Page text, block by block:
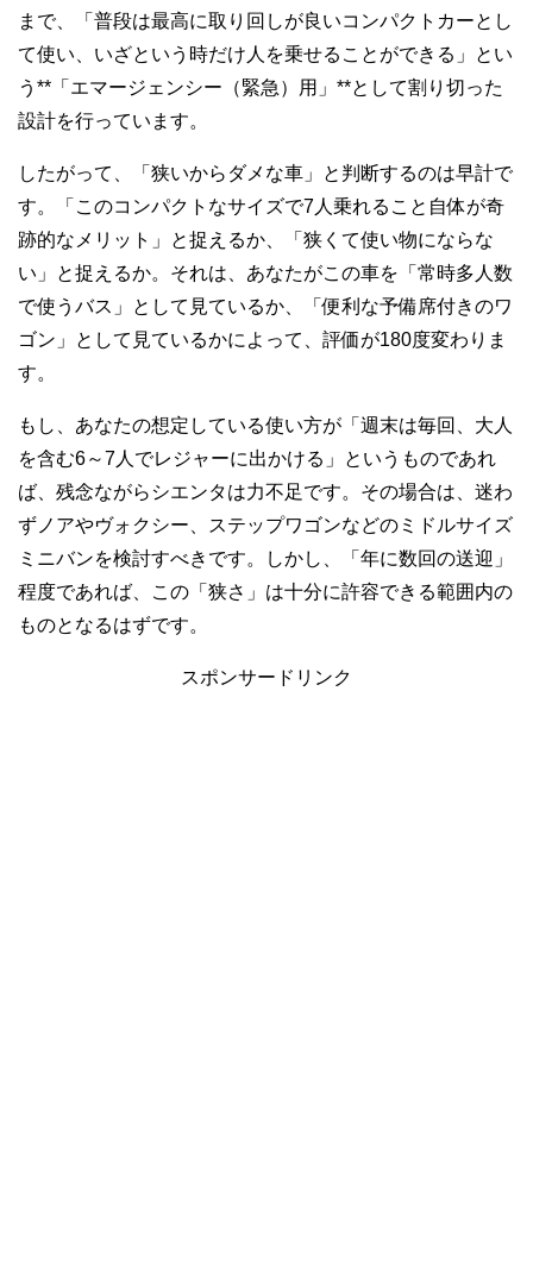
まで、「普段は最高に取り回しが良いコンパクトカーとし
て使い、いざという時だけ人を乗せることができる」とい
う**「エマージェンシー（緊急）用」**として割り切った
設計を行っています。
したがって、「狭いからダメな車」と判断するのは早計で
す。
「このコンパクトなサイズで7人乗れること自体が奇
跡的なメリット」と捉えるか、「狭くて使い物にならな
い」と捉えるか。 それは、あなたがこの車を「常時多人数
で使うバス」として見ているか、「便利な予備席付きのワ
ゴン」として見ているかによって、評価が180度変わりま
す。
もし、あなたの想定している使い方が「週末は毎回、大人
を含む6～7人でレジャーに出かける」というものであれ
ば、残念ながらシエンタは力不足です。その場合は、迷わ
ずノアやヴォクシー、ステップワゴンなどのミドルサイズ
ミニバンを検討すべきです。しかし、「年に数回の送迎」
程度であれば、この「狭さ」は十分に許容できる範囲内の
ものとなるはずです。
スポンサードリンク